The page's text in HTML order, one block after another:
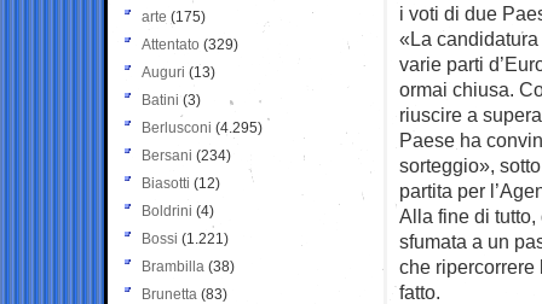
i voti di due
«La
varie parti
ormai chiusa.
riuscire a
Paese ha
sorteggio»,
partita per
Alla fine di tutto,
sfumata a un
che
fatto.
arte (175)
Attentato (329)
Auguri (13)
Batini (3)
Berlusconi (4.295)
Bersani (234)
Biasotti (12)
Boldrini (4)
Bossi (1.221)
Brambilla (38)
Brunetta (83)